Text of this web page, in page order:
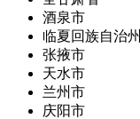
酒泉市
临夏回族自治州
张掖市
天水市
兰州市
庆阳市